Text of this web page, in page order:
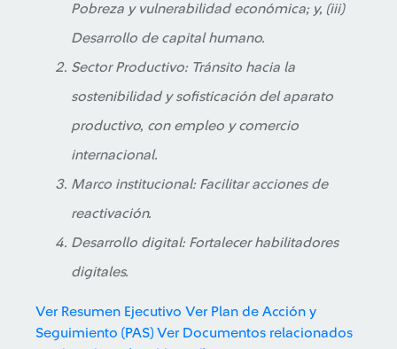
Pobreza y vulnerabilidad económica; y, (iii)
Desarrollo de capital humano.
Sector Productivo: Tránsito hacia la
sostenibilidad y sofisticación del aparato
productivo, con empleo y comercio
internacional.
Marco institucional: Facilitar acciones de
reactivación.
Desarrollo digital: Fortalecer habilitadores
digitales.
Ver Resumen Ejecutivo Ver Plan de Acción y
Seguimiento (PAS) Ver Documentos relacionados